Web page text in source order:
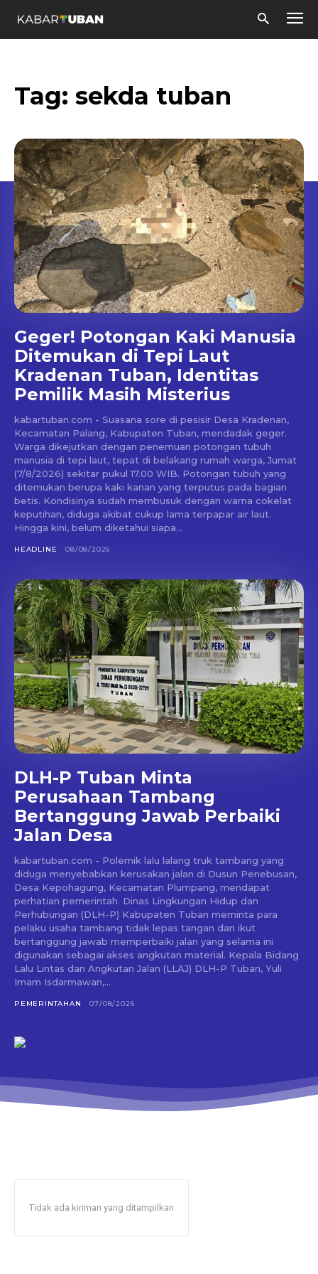
Tag: sekda tuban
Geger! Potongan Kaki Manusia
Ditemukan di Tepi Laut
Kradenan Tuban, Identitas
Pemilik Masih Misterius
kabartuban.com - Suasana sore di pesisir Desa Kradenan,
Kecamatan Palang, Kabupaten Tuban, mendadak geger.
Warga dikejutkan dengan penemuan potongan tubuh
manusia di tepi laut, tepat di belakang rumah warga, Jumat
(7/8/2026) sekitar pukul 17.00 WIB. Potongan tubuh yang
ditemukan berupa kaki kanan yang terputus pada bagian
betis. Kondisinya sudah membusuk dengan warna cokelat
keputihan, diduga akibat cukup lama terpapar air laut.
Hingga kini, belum diketahui siapa...
HEADLINE 08/08/2026
DLH-P Tuban Minta
Perusahaan Tambang
Bertanggung Jawab Perbaiki
Jalan Desa
kabartuban.com - Polemik lalu lalang truk tambang yang
diduga menyebabkan kerusakan jalan di Dusun Penebusan,
Desa Kepohagung, Kecamatan Plumpang, mendapat
perhatian pemerintah. Dinas Lingkungan Hidup dan
Perhubungan (DLH-P) Kabupaten Tuban meminta para
pelaku usaha tambang tidak lepas tangan dan ikut
bertanggung jawab memperbaiki jalan yang selama ini
digunakan sebagai akses angkutan material. Kepala Bidang
Lalu Lintas dan Angkutan Jalan (LLAJ) DLH-P Tuban, Yuli
Imam Isdarmawan,...
PEMERINTAHAN 07/08/2026
Tidak ada kiriman yang ditampilkan